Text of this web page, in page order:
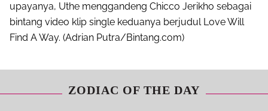
upayanya, Uthe menggandeng Chicco Jerikho sebagai
bintang video klip single keduanya berjudul Love Will
Find A Way. (Adrian Putra/Bintang.com)
ZODIAC OF THE DAY